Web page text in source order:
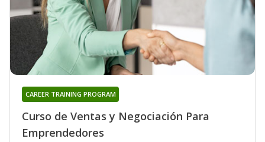
Curso de Ventas y Negociación Para
Emprendedores
CAREER TRAINING PROGRAM